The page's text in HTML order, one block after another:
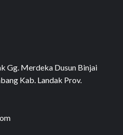
Gg. Merdeka Dusun Binjai
Kab. Landak Prov.